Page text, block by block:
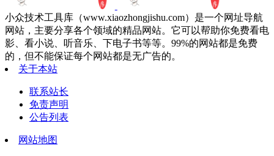
小众技术工具库（www.xiaozhongjishu.com）是一个网址导航
网站，主要分享各个领域的精品网站。它可以帮助你免费看电
影、看小说、听音乐、下电子书等等。99%的网站都是免费
的，但不能保证每个网站都是无广告的。
关于本站
联系站长
免责声明
公告列表
网站地图